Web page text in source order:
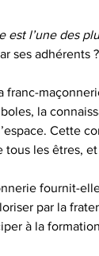
est l’une des
ses adhérents ?
maçonnerie
la
Cette
tous les êtres,
fournit-
par la
à la